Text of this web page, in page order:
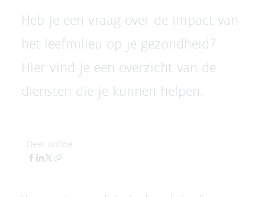
Heb je een vraag over de impact van
het leefmilieu op je gezondheid?
Hier vind je een overzicht van de
diensten die je kunnen helpen.
Deel online